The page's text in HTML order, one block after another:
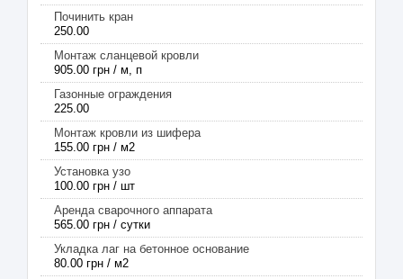
Починить кран
250.00
Монтаж сланцевой кровли
905.00 грн / м, п
Газонные ограждения
225.00
Монтаж кровли из шифера
155.00 грн / м2
Установка узо
100.00 грн / шт
Аренда сварочного аппарата
565.00 грн / сутки
Укладка лаг на бетонное основание
80.00 грн / м2